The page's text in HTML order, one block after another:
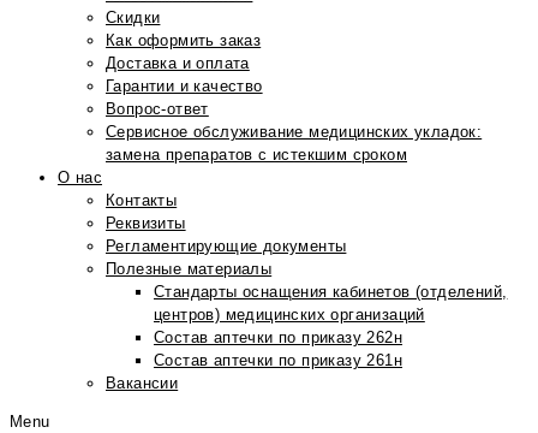
Скидки
Как оформить заказ
Доставка и оплата
Гарантии и качество
Вопрос-ответ
Сервисное обслуживание медицинских укладок:
замена препаратов с истекшим сроком
О нас
Контакты
Реквизиты
Регламентирующие документы
Полезные материалы
Стандарты оснащения кабинетов (отделений,
центров) медицинских организаций
Состав аптечки по приказу 262н
Состав аптечки по приказу 261н
Вакансии
Menu